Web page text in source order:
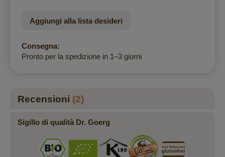
Aggiungi alla lista desideri
Consegna:
Pronto per la spedizione in 1–3 giorni
Recensioni 2
Sigillo di qualità Dr. Goerg